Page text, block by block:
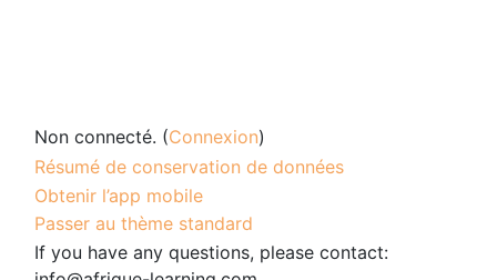
Non connecté. (Connexion)
Résumé de conservation de données
Obtenir l’app mobile
Passer au thème standard
If you have any questions, please contact: